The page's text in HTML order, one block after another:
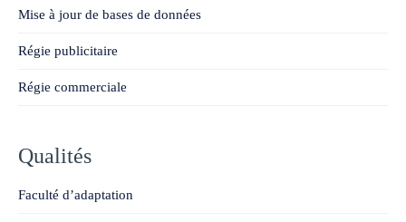
Mise à jour de bases de données
Régie publicitaire
Régie commerciale
Qualités
Faculté d’adaptation